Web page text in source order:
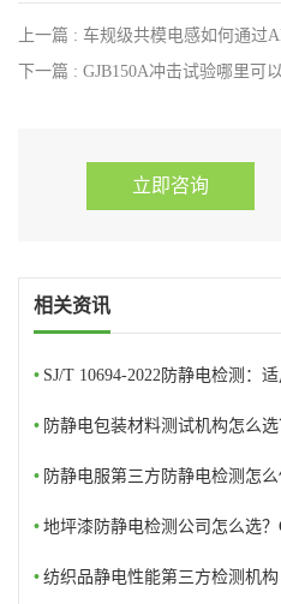
上一篇 : 车规级共模电感如何通过
下一篇 : GJB150A冲击试验哪里
立即咨询
相关资讯
• SJ/T 10694-2022防静电检测：
• 防静电包装材料测试机构怎么
• 防静电服第三方防静电检测怎
• 地坪漆防静电检测公司怎么选
• 纺织品静电性能第三方检测机构